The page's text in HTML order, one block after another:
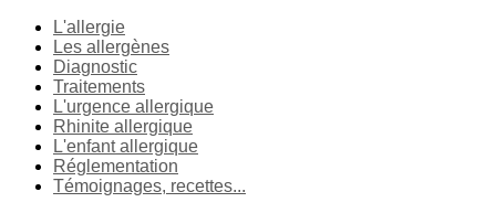
L'allergie
Les allergènes
Diagnostic
Traitements
L'urgence allergique
Rhinite allergique
L'enfant allergique
Réglementation
Témoignages, recettes...